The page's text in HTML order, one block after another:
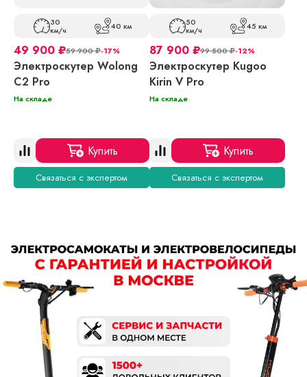
30
км/ч 40 км
49 900 ₽59 900₽-17%
Электроскутер Wolong
C2 Pro
На складе
Купить
Связаться с экспертом
50
км/ч 45 км
87 900 ₽99 500₽-12%
Электроскутер Kugoo
Kirin V Pro
На складе
Купить
Связаться с экспертом